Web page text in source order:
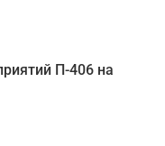
П-406 на